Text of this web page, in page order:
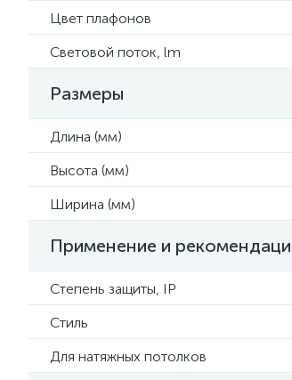
Цвет плафонов
Световой поток, lm
Размеры
Длина (мм)
Высота (мм)
Ширина (мм)
Применение и
Степень защиты, IP
Стиль
Для натяжных потолков